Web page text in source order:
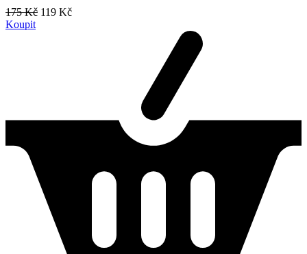
175 Kč 119 Kč
Koupit